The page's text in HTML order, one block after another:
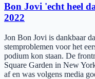
Bon Jovi 'echt heel
2022
Jon Bon Jovi is dankbaar
stemproblemen voor het
podium kon staan. De
Square Garden in New
af en was volgens media